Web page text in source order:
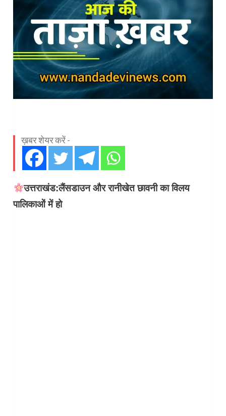
ख़बर शेयर करें -
उत्तराखंड:लैंसडाउन और रानीखेत छावनी का विलय
पालिकाओं में हो